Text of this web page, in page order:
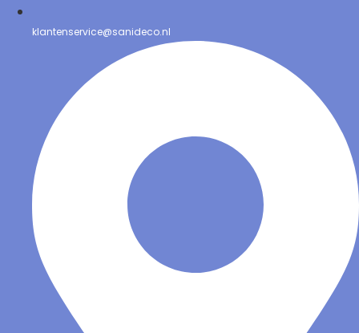
klantenservice@sanideco.nl